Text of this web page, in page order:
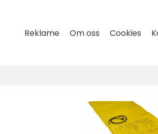
Reklame Om oss Cookies